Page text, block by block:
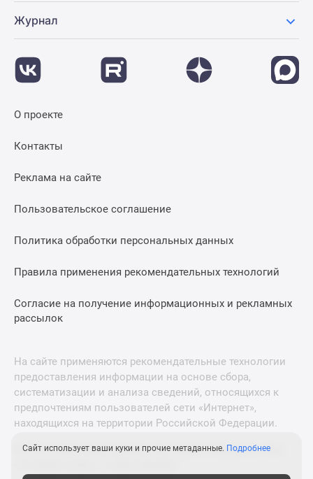
Журнал
О проекте
Контакты
Реклама на сайте
Пользовательское соглашение
Политика обработки персональных данных
Правила применения рекомендательных технологий
Согласие на получение информационных и рекламных
рассылок
На сайте применяются рекомендательные технологии
предоставления информации на основе сбора,
систематизации и анализа сведений, относящихся к
предпочтениям пользователей сети «Интернет»,
находящихся на территории Российской Федерации.
© 2011—2026 Новострой-М. Все права защищены. Всё,
Сайт использует ваши куки и прочие метаданные. Подробнее